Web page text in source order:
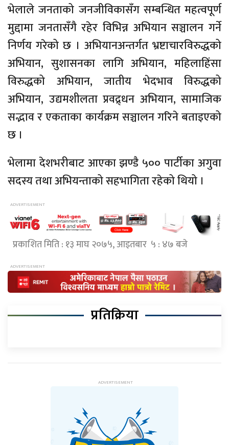
भेलाले जनताको जनजीविकासँग सम्बन्धित महत्वपूर्ण
मुद्दामा जनतासँगै रहेर विभिन्न अभियान सञ्चालन गर्ने
निर्णय गरेको छ । अभियानअन्तर्गत भ्रष्टाचारविरुद्धको
अभियान, सुशासनका लागि अभियान, महिलाहिंसा
विरुद्धको अभियान, जातीय भेदभाव विरुद्धको
अभियान, उद्यमशीलता प्रवद्र्धन अभियान, सामाजिक
सद्भाव र एकताका कार्यक्रम सञ्चालन गरिने बताइएको
छ ।
भेलामा देशभरीबाट आएका झण्डै ५०० पार्टीका अगुवा
सदस्य तथा अभियन्ताको सहभागिता रहेको थियो ।
प्रकाशित मिति : १३ माघ २०७५, आइतबार ५ : ४७ बजे
प्रतिक्रिया